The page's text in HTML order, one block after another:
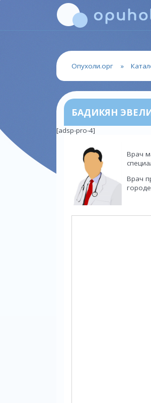
Опухоли.орг »
БАДИКЯН
[adsp-pro-4]
Врач
Врач